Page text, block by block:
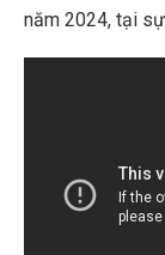
năm 2024, tại